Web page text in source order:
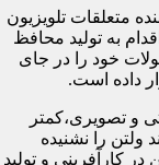
متعلقات تلویزیون
ایران اقدام به تولید محافظ
خود را در جای
داده است.
و تصویری،کمتر
را نشنیده
کارآفرینی و تولید